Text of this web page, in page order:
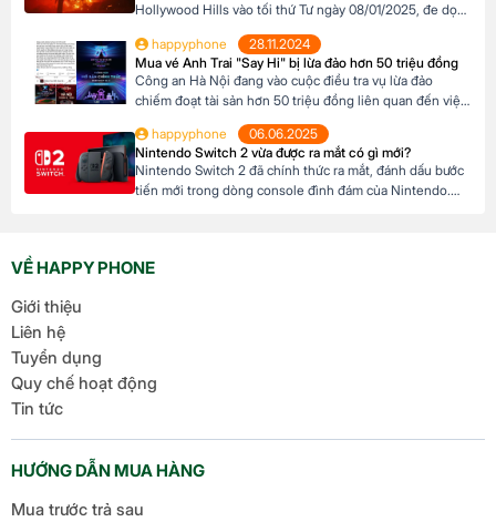
Hollywood Hills vào tối thứ Tư ngày 08/01/2025, đe dọa
Lực lượng cứu hỏa đang nỗ lực kiểm soát thêm ba đám
cháy lớn khác, gây thiệt mạng cho 5 người, buộc 130.000
người phải […]
happyphone
28.11.2024
Mua vé Anh Trai "Say Hi" bị lừa đảo hơn 50 triệu đồng
Công an Hà Nội đang vào cuộc điều tra vụ lừa đảo
chiếm đoạt tài sản hơn 50 triệu đồng liên quan đến việc
một nhóm người dân tại quận Hai Bà Trưng đã tin tưởng
chuyển tiền cho một đối tượng tự […]
happyphone
06.06.2025
Nintendo Switch 2 vừa được ra mắt có gì mới?
Nintendo Switch 2 đã chính thức ra mắt, đánh dấu bước
tiến mới trong dòng console đình đám của Nintendo.
hình LCD […]
VỀ HAPPY PHONE
Giới thiệu
Liên hệ
Tuyển dụng
Quy chế hoạt động
Tin tức
HƯỚNG DẪN MUA HÀNG
Mua trước trả sau